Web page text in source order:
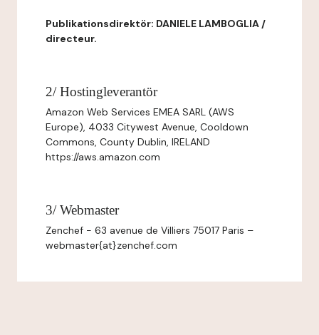
Publikationsdirektör: DANIELE LAMBOGLIA /
directeur.
2/ Hostingleverantör
Amazon Web Services EMEA SARL (AWS
Europe), 4033 Citywest Avenue, Cooldown
Commons, County Dublin, IRELAND
https://aws.amazon.com
3/ Webmaster
Zenchef - 63 avenue de Villiers 75017 Paris –
webmaster{at}zenchef.com